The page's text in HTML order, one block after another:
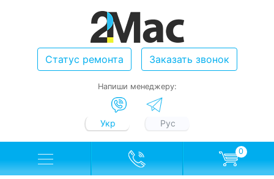
Статус ремонта Заказать звонок
Напиши менеджеру:
Укр Рус
0